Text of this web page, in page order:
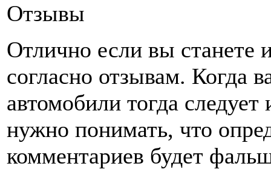
Отзывы
Отлично если вы станете
согласно отзывам. Когда
автомобили тогда
нужно понимать, что
комментариев будет